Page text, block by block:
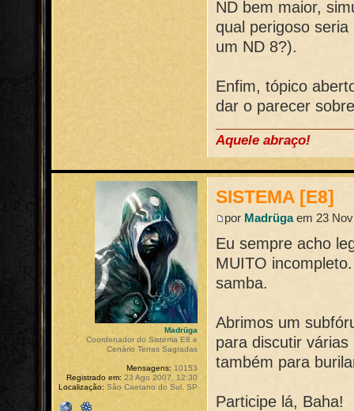
ND bem maior,
qual perigoso
um ND 8?).
Enfim, tópico
dar o parecer
Aquele abraço!
SISTEMA [E8]
por Madrügaem 23
Eu sempre acho
MUITO
samba.
Abrimos um
para discutir
também para
Participe lá, Baha!
Madrüga
Coordenador do Sistema E8 e
Cenário Terras Sagradas
Mensagens: 10153
Registrado em: 23 Ago 2007, 12:30
Localização: São Caetano do Sul, SP